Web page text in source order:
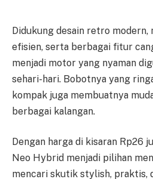
Didukung desain retro modern,
efisien, serta berbagai fitur
menjadi motor yang nyaman
sehari-hari. Bobotnya yang
kompak juga membuatnya
berbagai kalangan.
Dengan harga di kisaran Rp26
Neo Hybrid menjadi pilihan
mencari skutik stylish, praktis,